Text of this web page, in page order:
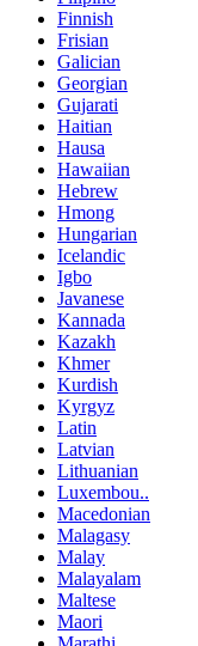
Finnish
Frisian
Galician
Georgian
Gujarati
Haitian
Hausa
Hawaiian
Hebrew
Hmong
Hungarian
Icelandic
Igbo
Javanese
Kannada
Kazakh
Khmer
Kurdish
Kyrgyz
Latin
Latvian
Lithuanian
Luxembou..
Macedonian
Malagasy
Malay
Malayalam
Maltese
Maori